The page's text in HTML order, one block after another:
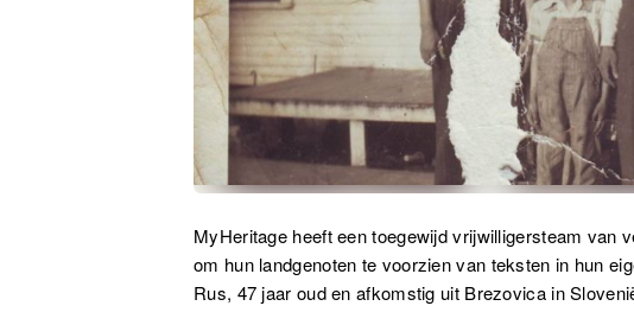
MyHeritage heeft een toegewijd vrijwilligersteam van
om hun landgenoten te voorzien van teksten in hun
Rus, 47 jaar oud en afkomstig uit Brezovica in